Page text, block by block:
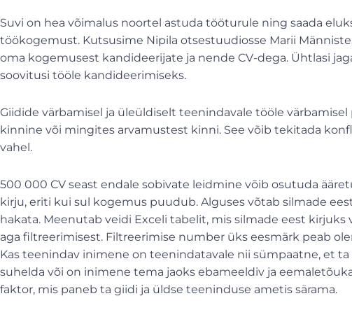
Suvi on hea võimalus noortel astuda tööturule ning saada
töökogemust. Kutsusime Nipila otsestuudiosse Marii
oma kogemusest kandideerijate ja nende CV-dega. Ühtlasi
soovitusi tööle kandideerimiseks.
Giidide värbamisel ja üleüldiselt teenindavale tööle
kinnine või mingites arvamustest kinni. See võib tekitada
vahel.
500 000 CV seast endale sobivate leidmine võib osutuda
kirju, eriti kui sul kogemus puudub. Alguses võtab silmade
hakata. Meenutab veidi Exceli tabelit, mis silmade eest
aga filtreerimisest. Filtreerimise number üks eesmärk peab
Kas teenindav inimene on teenindatavale nii sümpaatne, et
suhelda või on inimene tema jaoks ebameeldiv ja
faktor, mis paneb ta giidi ja üldse teeninduse ametis särama.